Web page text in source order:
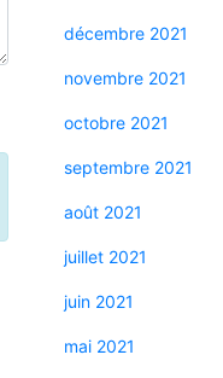
décembre 2021
novembre 2021
octobre 2021
septembre 2021
août 2021
juillet 2021
juin 2021
mai 2021